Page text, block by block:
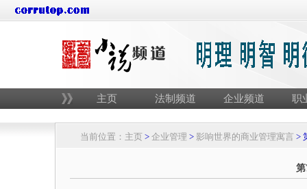
主页 法制频道 企业频道 职
当前位置： 主页 > 企业管理 > 影响世界的商业管理寓言 >